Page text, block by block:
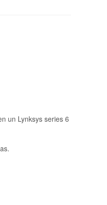
un Lynksys series 6